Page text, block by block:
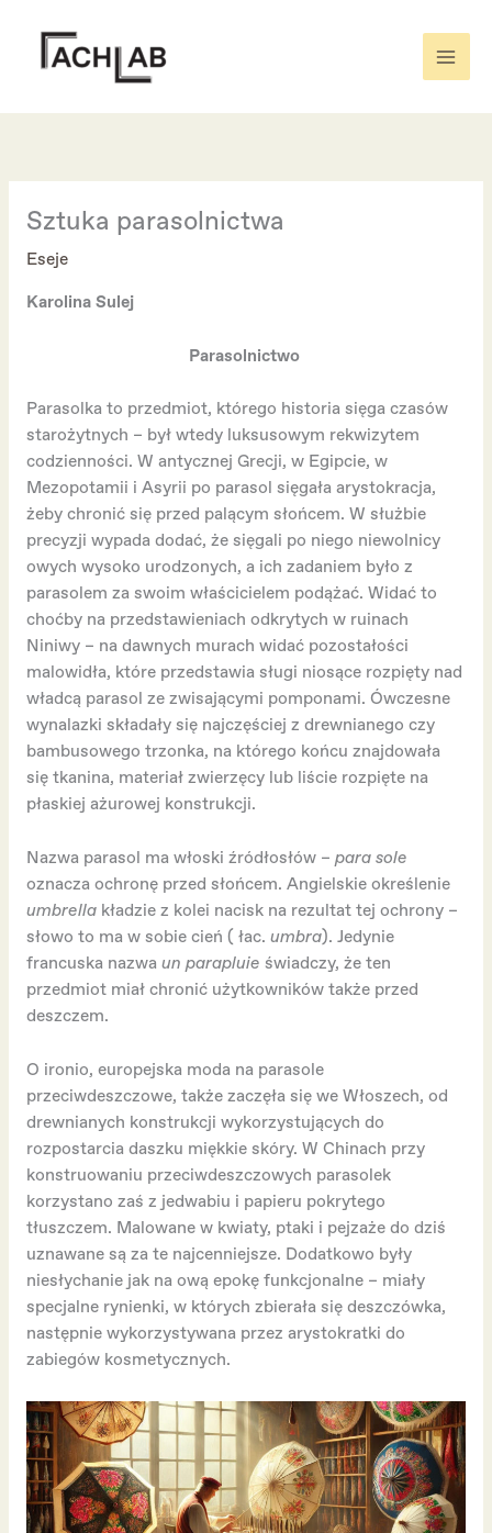
content
Sztuka parasolnictwa
Eseje
Karolina Sulej
Parasolnictwo
Parasolka to przedmiot, którego historia sięga czasów
starożytnych – był wtedy luksusowym rekwizytem
codzienności. W antycznej Grecji, w Egipcie, w
Mezopotamii i Asyrii po parasol sięgała arystokracja,
żeby chronić się przed palącym słońcem. W służbie
precyzji wypada dodać, że sięgali po niego niewolnicy
owych wysoko urodzonych, a ich zadaniem było z
parasolem za swoim właścicielem podążać. Widać to
choćby na przedstawieniach odkrytych w ruinach
Niniwy – na dawnych murach widać pozostałości
malowidła, które przedstawia sługi niosące rozpięty nad
władcą parasol ze zwisającymi pomponami. Ówczesne
wynalazki składały się najczęściej z drewnianego czy
bambusowego trzonka, na którego końcu znajdowała
się tkanina, materiał zwierzęcy lub liście rozpięte na
płaskiej ażurowej konstrukcji.
Nazwa parasol ma włoski źródłosłów – para sole
oznacza ochronę przed słońcem. Angielskie określenie
umbrellakładzie z kolei nacisk na rezultat tej ochrony –
słowo to ma w sobie cień ( łac. umbra). Jedynie
francuska nazwa un parapluie świadczy, że ten
przedmiot miał chronić użytkowników także przed
deszczem.
O ironio, europejska moda na parasole
przeciwdeszczowe, także zaczęła się we Włoszech, od
drewnianych konstrukcji wykorzystujących do
rozpostarcia daszku miękkie skóry. W Chinach przy
konstruowaniu przeciwdeszczowych parasolek
korzystano zaś z jedwabiu i papieru pokrytego
tłuszczem. Malowane w kwiaty, ptaki i pejzaże do dziś
uznawane są za te najcenniejsze. Dodatkowo były
niesłychanie jak na ową epokę funkcjonalne – miały
specjalne rynienki, w których zbierała się deszczówka,
następnie wykorzystywana przez arystokratki do
zabiegów kosmetycznych.